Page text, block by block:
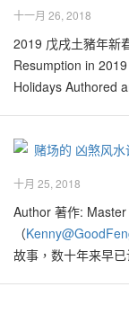
正月十六（三）（
2019 正月十八（五
时，1pm-3pm 未时
述各种良辰吉日，
多，容易令人眼花
生的旅途上如果能
少人为了确认各家各
傅的流年运程书互
合自己的一套，以
多认为在2019的乙
十一月 26, 2018
2019 戊戌土豬年新
Resumption in
Holidays Authored
春假期作计划，与
吉气，以让生意滚
列的吉日，供大家
New Year
十月 25, 2018
Author 著作:
（
故事，数十年来早